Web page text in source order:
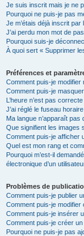
Je suis inscrit mais je ne
Pourquoi ne puis-je pas
Je m’étais déjà inscrit
J’ai perdu mon mot de
Pourquoi suis-je
À quoi sert « Supprimer
Préférences et
Comment puis-je modifier
Comment puis-je
L’heure n’est pas correcte
J’ai réglé le fuseau
Ma langue n’apparaît pas
Que signifient les images
Comment puis-je afficher
Quel est mon rang et
Pourquoi m’est-il
électronique d’un
Problèmes de
Comment puis-je publier
Comment puis-je
Comment puis-je insérer
Comment puis-je créer
Pourquoi ne puis-je pas